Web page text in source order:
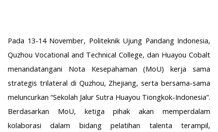
Pada 13-14 November, Politeknik Ujung Pandang Indonesia,
Quzhou Vocational and Technical College, dan Huayou Cobalt
menandatangani Nota Kesepahaman (MoU) kerja sama
strategis trilateral di Quzhou, Zhejiang, serta bersama-sama
meluncurkan “Sekolah Jalur Sutra Huayou Tiongkok-Indonesia”.
Berdasarkan MoU, ketiga pihak akan memperdalam
kolaborasi dalam bidang pelatihan talenta terampil,